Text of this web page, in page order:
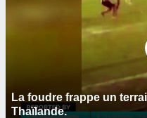
La foudre frappe un
Thaïlande.